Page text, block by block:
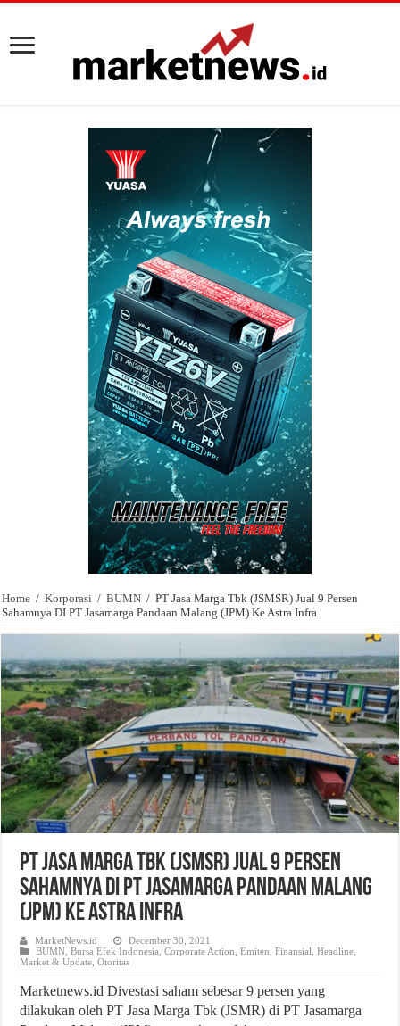
Home / Korporasi / BUMN / PT Jasa Marga Tbk (JSMSR) Jual 9 Persen
Sahamnya DI PT Jasamarga Pandaan Malang (JPM) Ke Astra Infra
PT Jasa Marga Tbk (JSMSR) Jual 9 Persen
Sahamnya DI PT Jasamarga Pandaan Malang
(JPM) Ke Astra Infra
MarketNews.id
December 30, 2021
BUMN ,Bursa Efek Indonesia ,Corporate Action ,Emiten ,Finansial ,Headline
Market & Update ,Otoritas
Marketnews.id Divestasi saham sebesar 9 persen yang
dilakukan oleh PT Jasa Marga Tbk (JSMR) di PT Jasamarga